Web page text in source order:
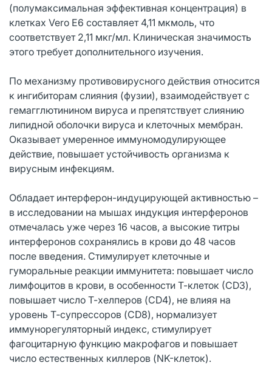
(полумаксимальная эффективная концентрация) в
клетках Vero E6 составляет 4,11 мкмоль, что
соответствует 2,11 мкг/мл. Клиническая значимость
этого требует дополнительного изучения.
По механизму противовирусного действия относится
к ингибиторам слияния (фузии), взаимодействует с
гемагглютинином вируса и препятствует слиянию
липидной оболочки вируса и клеточных мембран.
Оказывает умеренное иммуномодулирующее
действие, повышает устойчивость организма к
вирусным инфекциям.
Обладает интерферон-индуцирующей активностью –
в исследовании на мышах индукция интерферонов
отмечалась уже через 16 часов, а высокие титры
интерферонов сохранялись в крови до 48 часов
после введения. Стимулирует клеточные и
гуморальные реакции иммунитета: повышает число
лимфоцитов в крови, в особенности Т-клеток (СD3),
повышает число Т-хелперов (CD4), не влияя на
уровень Т‑супрессоров (CD8), нормализует
иммунорегуляторный индекс, стимулирует
фагоцитарную функцию макрофагов и повышает
число естественных киллеров (NK-клеток).